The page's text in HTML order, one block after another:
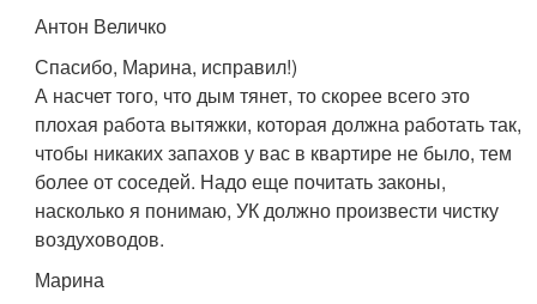
Антон Величко
Спасибо, Марина, исправил!)
А насчет того, что дым тянет, то скорее всего это
плохая работа вытяжки, которая должна работать так,
чтобы никаких запахов у вас в квартире не было, тем
более от соседей. Надо еще почитать законы,
насколько я понимаю, УК должно произвести чистку
воздуховодов.
Марина